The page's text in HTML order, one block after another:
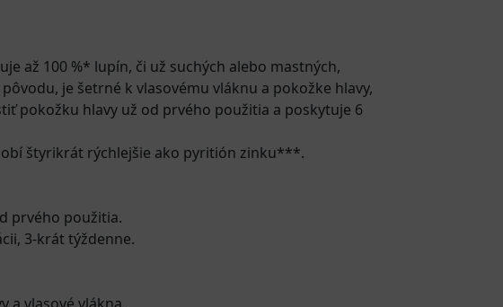
až 100 %* lupín, či už suchých alebo mastných,
je šetrné k vlasovému vláknu a pokožke hlavy,
pokožku hlavy už od prvého použitia a poskytuje 6
štyrikrát rýchlejšie ako pyritión zinku***.
prvého použitia.
3-krát týždenne.